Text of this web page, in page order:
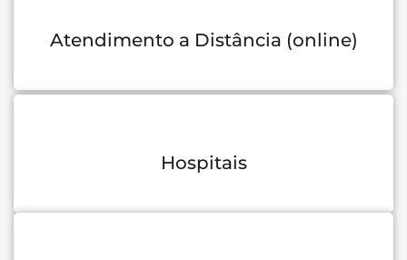
Atendimento a Distância (online)
Hospitais